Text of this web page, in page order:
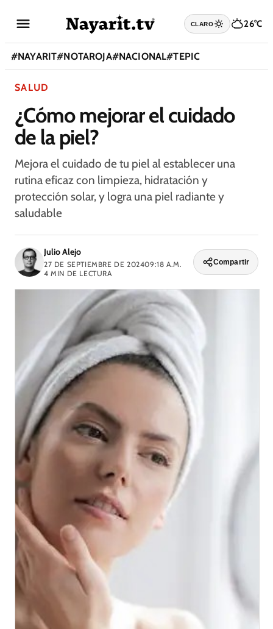
CLARO 26°C
#NAYARIT#NOTAROJA#NACIONAL#TEPIC
SALUD
¿Cómo mejorar el cuidado
de la piel?
Mejora el cuidado de tu piel al establecer una
rutina eficaz con limpieza, hidratación y
protección solar, y logra una piel radiante y
saludable
Julio Alejo
27 DE SEPTIEMBRE DE 202409:18 A.M.
4 MIN DE LECTURA
Compartir